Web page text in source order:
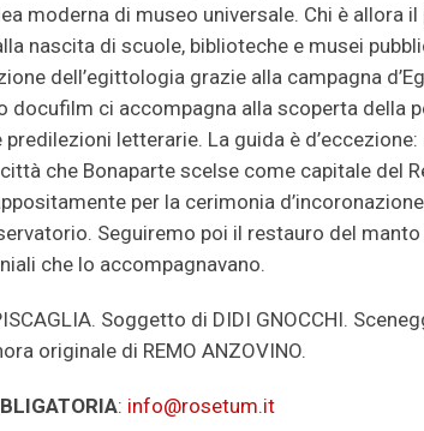
moderna di museo universale. Chi è allora
nascita di scuole, biblioteche e musei
dell’egittologia grazie alla campagna
docufilm ci accompagna alla scoperta della
letterarie. La guida è
che Bonaparte scelse come capitale del
per la cerimonia
Seguiremo poi il restauro del
che lo accompagnavano.
Soggetto di DIDI GNOCCHI.
originale di REMO ANZOVINO.
: info@rosetum.it